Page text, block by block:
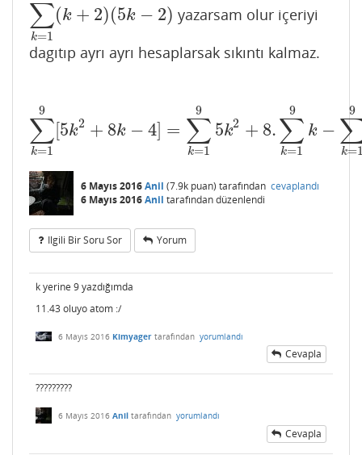
∑
k=1
(k + 2)(5k − 2)
∑k 19( k+ 2)(5k−2
yazarsam olur içeriyi
dagıtıp ayrı ayrı hesaplarsak sıkıntı kalmaz.
∑
k=1
9
[5k2 + 8k − 4] = ∑
k=1
9
5k2 + 8.∑
k=1
9
k −
k=
9
∑k 19[5k 2+ 8k− 4]=∑ =1 95 2 +8.∑ k= 19k −∑ k =1 94
6 Mayıs 2016Anil (7.9k puan) tarafından cevaplandı
6 Mayıs 2016Anil tarafındandüzenlendi
Ilgili Bir Soru Sor Yorum
k yerine 9 yazdığımda
11.43 oluyo atom :/
6 Mayıs 2016 Kimyager tarafından yorumlandı
Cevapla
?????????
6 Mayıs 2016 Anil tarafından yorumlandı
Cevapla